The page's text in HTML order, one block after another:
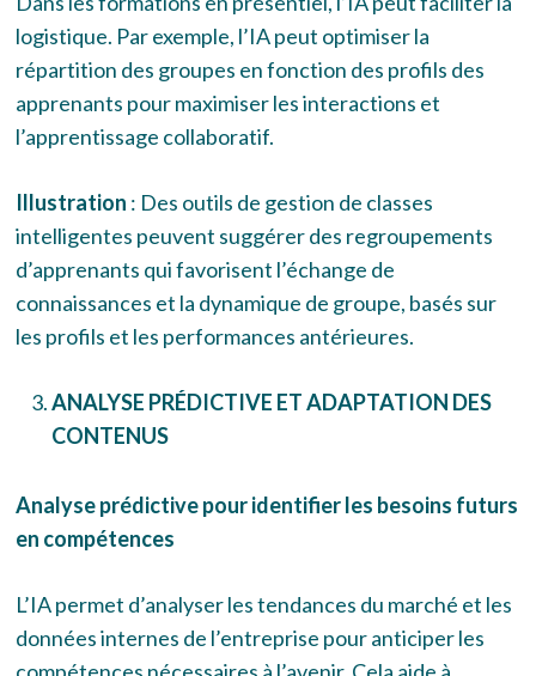
logistique. Par exemple, l’IA peut optimiser la
répartition des groupes en fonction des profils des
apprenants pour maximiser les interactions et
l’apprentissage collaboratif.
Illustration : Des outils de gestion de classes
intelligentes peuvent suggérer des regroupements
d’apprenants qui favorisent l’échange de
connaissances et la dynamique de groupe, basés sur
les profils et les performances antérieures.
ANALYSE PRÉDICTIVE ET ADAPTATION DES
CONTENUS
Analyse prédictive pour identifier les besoins futurs
en compétences
L’IA permet d’analyser les tendances du marché et les
données internes de l’entreprise pour anticiper les